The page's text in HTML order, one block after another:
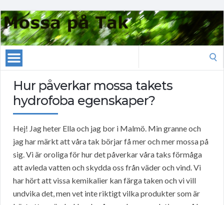
Hur påverkar mossa takets
hydrofoba egenskaper?
Hej! Jag heter Ella och jag bor i Malmö. Min granne och
jag har märkt att våra tak börjar få mer och mer mossa på
sig. Vi är oroliga för hur det påverkar våra taks förmåga
att avleda vatten och skydda oss från väder och vind. Vi
har hört att vissa kemikalier kan färga taken och vi vill
undvika det, men vet inte riktigt vilka produkter som är